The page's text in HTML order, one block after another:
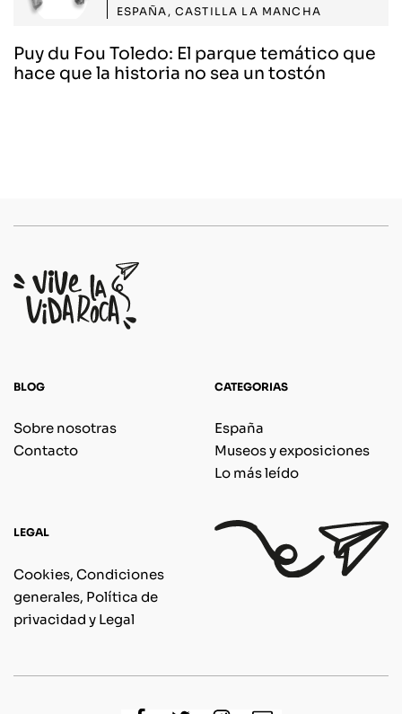
ESPAÑA , CASTILLA LA MANCHA
Puy du Fou Toledo: El parque temático que
hace que la historia no sea un tostón
BLOG
Sobre nosotras
Contacto
CATEGORIAS
España
Museos y exposiciones
Lo más leído
LEGAL
Cookies, Condiciones
generales, Política de
privacidad y Legal